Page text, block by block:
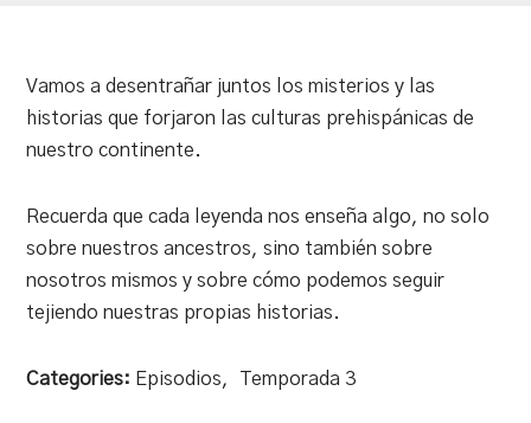
Vamos a desentrañar juntos los misterios y las
historias que forjaron las culturas prehispánicas de
nuestro continente.
Recuerda que cada leyenda nos enseña algo, no solo
sobre nuestros ancestros, sino también sobre
nosotros mismos y sobre cómo podemos seguir
tejiendo nuestras propias historias.
Categories: Episodios, Temporada 3